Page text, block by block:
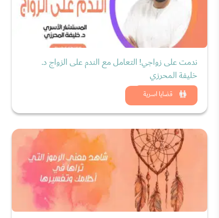
قضايا اسرية
ندمت على زواجي! التعامل مع الندم على الزواج د.
خليفة المحرزي
شاهد الان